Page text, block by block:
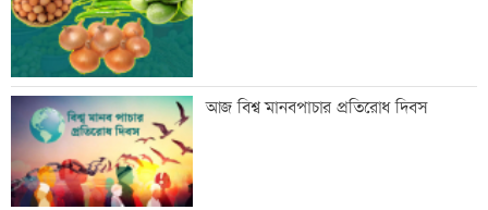
মেঘনার ভাঙনরোধে জিও ব্যাগ প্রকল্পে
অনিয়ম, এলাকাবাসীর মানববন্ধন
আজ বিশ্ব মানবপাচার প্রতিরোধ দিবস